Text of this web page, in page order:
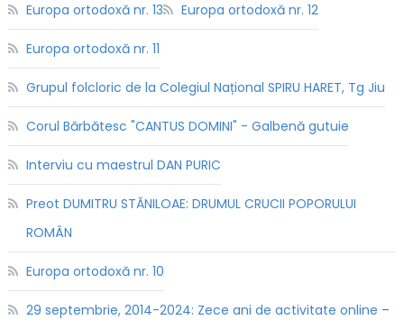
Europa ortodoxă nr. 13 Europa ortodoxă nr. 12
Europa ortodoxă nr. 11
Grupul folcloric de la Colegiul Național SPIRU HARET, Tg Jiu
Corul Bărbătesc "CANTUS DOMINI" - Galbenă gutuie
Interviu cu maestrul DAN PURIC
Preot DUMITRU STĂNILOAE: DRUMUL CRUCII POPORULUI
ROMÂN
Europa ortodoxă nr. 10
29 septembrie, 2014-2024: Zece ani de activitate online –